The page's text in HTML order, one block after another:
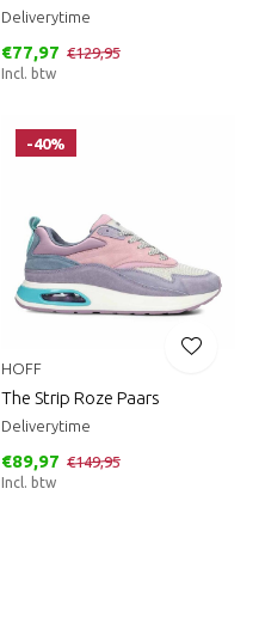
Deliverytime
€77,97 €129,95
Incl. btw
-40%
HOFF
The Strip Roze Paars
Deliverytime
€89,97 €149,95
Incl. btw